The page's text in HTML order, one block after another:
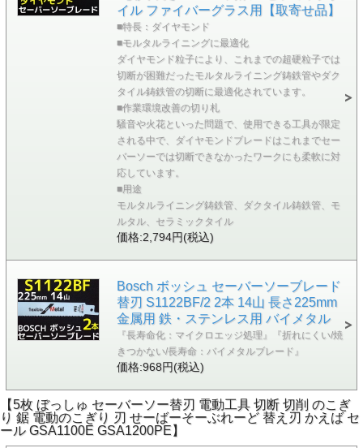
イル ファイバーグラス用【取寄せ品】
■特長：ダイヤモンド
■モルタルライニングに最適化
ダイヤモンド粒子により、これまでの超硬粒子では
切断が困難だったモルタルライニング鋳鉄管やダク
タイル鋳鉄管の切断に最適化されています。
■作業環境改善の切り札
騒音や火花といった問題で、使用できる工具が限定
される中で、ダイヤモンドブレードはこれまでセー
バーソーでは切断できなかったワークにも柔軟に対
応しています。
■用途
モルタルライニング鋳鉄管、ダクタイル鋳鉄管、モ
ルタル、セラミックタイル
価格:2,794円(税込)
Bosch ボッシュ セーバーソーブレード
替刃 S1122BF/2 2本 14山 長さ225mm
金属用 鉄・ステンレス用 バイメタル
『長寿命化：マイクロエッジ処理』『折れにくい/焼
きつかない/長寿命：バイメタルブレード』
価格:968円(税込)
【5枚 ぼっしゅ セーバーソー替刃 電動工具 切断 切削 のこぎ
り 鋸 電動のこぎり 刃 せーばーそーぶれーど 替え刃 かえば セ
ール GSA1100E GSA1200PE】